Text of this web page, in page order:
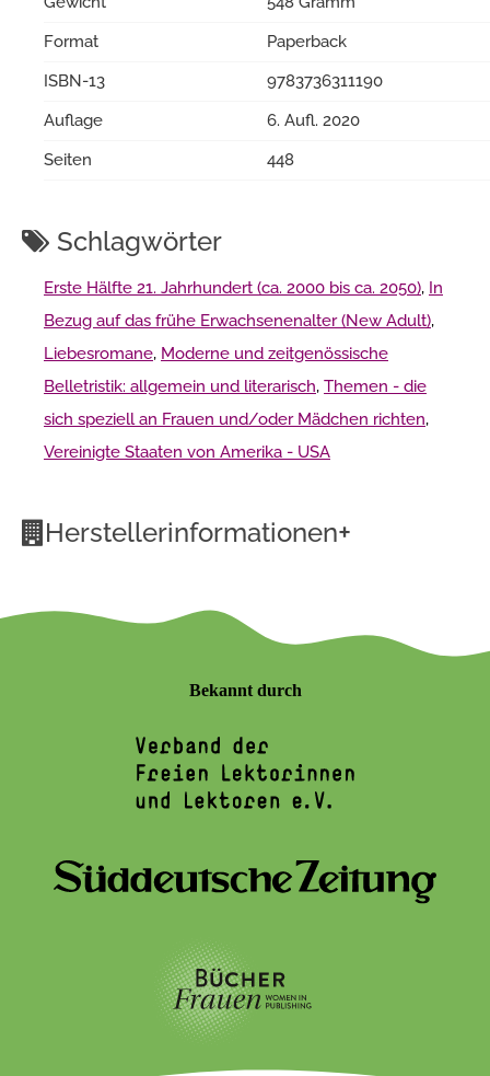
Format
Paperback
ISBN-13
9783736311190
Auflage
6. Aufl. 2020
Seiten
448
Schlagwörter
Erste Hälfte 21. Jahrhundert (ca. 2000 bis ca. 2050), In
Bezug auf das frühe Erwachsenenalter (New Adult),
Liebesromane, Moderne und zeitgenössische
Belletristik: allgemein und literarisch, Themen - die
sich speziell an Frauen und/oder Mädchen richten,
Vereinigte Staaten von Amerika - USA
Herstellerinformationen+
Bekannt durch